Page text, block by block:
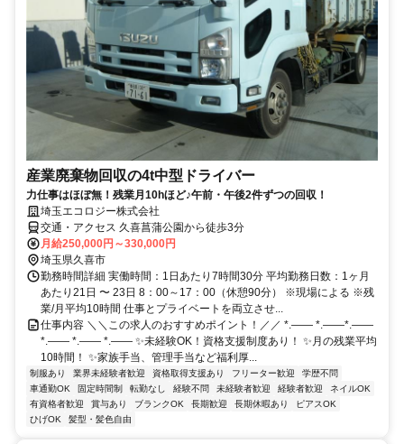
産業廃棄物回収の4t中型ドライバー
力仕事はほぼ無！残業月10hほど♪午前・午後2件ずつの回収！
埼玉エコロジー株式会社
交通・アクセス 久喜菖蒲公園から徒歩3分
月給250,000円～330,000円
埼玉県久喜市
勤務時間詳細 実働時間：1日あたり7時間30分 平均勤務日数：1ヶ月
あたり21日 〜 23日 8：00～17：00（休憩90分） ※現場による ※残
業/月平均10時間 仕事とプライベートを両立させ...
仕事内容 ＼＼この求人のおすすめポイント！／／ *.―― *.――*.――
*.―― *.―― *.―― ✨未経験OK！資格支援制度あり！ ✨月の残業平均
10時間！ ✨家族手当、管理手当など福利厚...
制服あり 業界未経験者歓迎 資格取得支援あり フリーター歓迎
学歴不問
車通勤OK
固定時間制 転勤なし 経験不問 未経験者歓迎 経験者歓迎
ネイルOK
有資格者歓迎
賞与あり ブランクOK 長期歓迎 長期休暇あり
ピアスOK
ひげOK
髪型・髪色自由